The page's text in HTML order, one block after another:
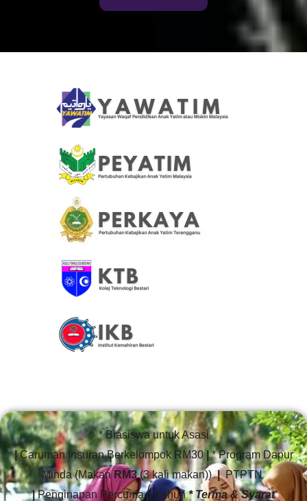
* Biasiswa untuk Asasi
|Caruman Insuran Berkelompok RM30 |* Program Dapur
Minda (Makan RM3(3 kali makan))|PTPTN
| Penginapan Percuma 1 Tahun* Terma & Syarat